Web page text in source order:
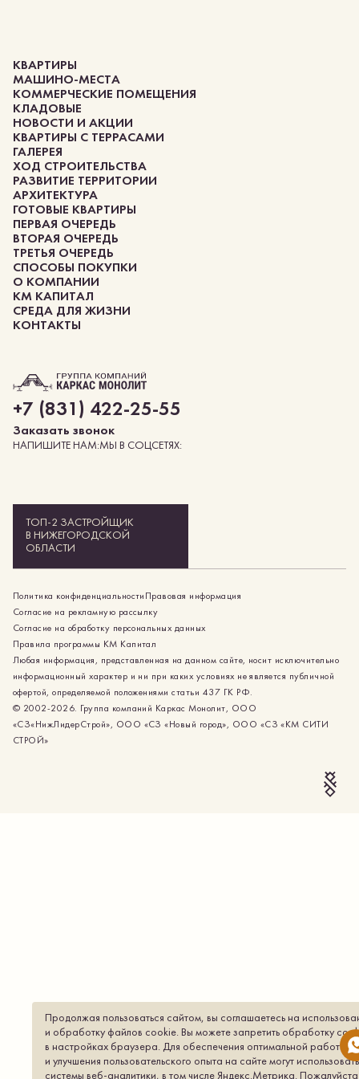
КВАРТИРЫ
МАШИНО-МЕСТА
КОММЕРЧЕСКИЕ ПОМЕЩЕНИЯ
КЛАДОВЫЕ
НОВОСТИ И АКЦИИ
КВАРТИРЫ С ТЕРРАСАМИ
ГАЛЕРЕЯ
ХОД СТРОИТЕЛЬСТВА
РАЗВИТИЕ ТЕРРИТОРИИ
АРХИТЕКТУРА
ГОТОВЫЕ КВАРТИРЫ
ПЕРВАЯ ОЧЕРЕДЬ
ВТОРАЯ ОЧЕРЕДЬ
ТРЕТЬЯ ОЧЕРЕДЬ
СПОСОБЫ ПОКУПКИ
О КОМПАНИИ
КМ КАПИТАЛ
СРЕДА ДЛЯ ЖИЗНИ
КОНТАКТЫ
ТОП-2 ЗАСТРОЙЩИК
В НИЖЕГОРОДСКОЙ
ОБЛАСТИ
+7 (831) 422-25-55
заказать звонок
НАПИШИТЕ НАМ:МЫ В СОЦСЕТЯХ:
Политика конфиденциальности Правовая информация
Согласие на рекламную рассылку
Согласие на обработку персональных данных
Правила программы КМ Капитал
Любая информация, представленная на данном сайте, носит исключительно
информационный характер и ни при каких условиях не является публичной
офертой, определяемой положениями статьи 437 ГК РФ.
© 2002-2026. Группа компаний Каркас Монолит, ООО
«СЗ«НижЛидерСтрой», ООО «СЗ «Новый город», ООО «СЗ «КМ СИТИ
СТРОЙ»
Продолжая пользоваться сайтом, вы соглашаетесь на
и обработку файлов cookie. Вы можете запретить обработку
в настройках браузера. Для обеспечения оптимальной работы
и улучшения пользовательского опыта на сайте могут
системы веб-аналитики, в том числе Яндекс.Метрика.